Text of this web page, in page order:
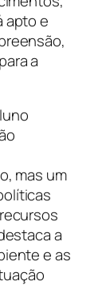
apto e
a
mas um
a
e as